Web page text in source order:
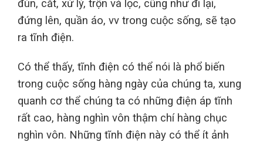
đùn, cắt, xử lý, trộn và lọc, cũng như đi lại,
đứng lên, quần áo, vv trong cuộc sống, sẽ tạo
ra tĩnh điện.
Có thể thấy, tĩnh điện có thể nói là phổ biến
trong cuộc sống hàng ngày của chúng ta, xung
quanh cơ thể chúng ta có những điện áp tĩnh
rất cao, hàng nghìn vôn thậm chí hàng chục
nghìn vôn. Những tĩnh điện này có thể ít ảnh